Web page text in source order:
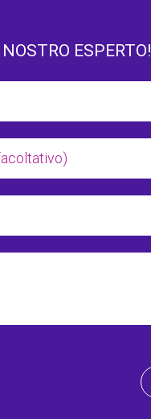
ESPERTO!